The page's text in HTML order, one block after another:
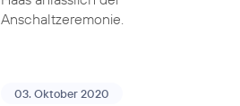
Anschaltzeremonie.
03. Oktober 2020